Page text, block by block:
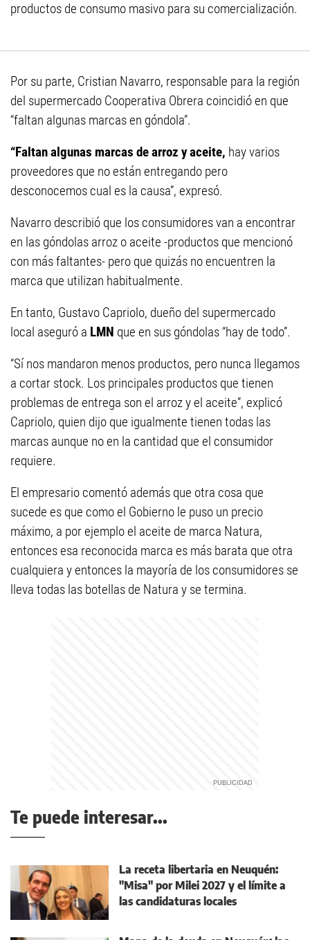
productos de consumo masivo para su comercialización.
Por su parte, Cristian Navarro, responsable para la región
del supermercado Cooperativa Obrera coincidió en que
“faltan algunas marcas en góndola”.
“Faltan algunas marcas de arroz y aceite, hay varios
proveedores que no están entregando pero
desconocemos cual es la causa”, expresó.
Navarro describió que los consumidores van a encontrar
en las góndolas arroz o aceite -productos que mencionó
con más faltantes- pero que quizás no encuentren la
marca que utilizan habitualmente.
En tanto, Gustavo Capriolo, dueño del supermercado
local aseguró a LMN que en sus góndolas “hay de todo”.
“Sí nos mandaron menos productos, pero nunca llegamos
a cortar stock. Los principales productos que tienen
problemas de entrega son el arroz y el aceite”, explicó
Capriolo, quien dijo que igualmente tienen todas las
marcas aunque no en la cantidad que el consumidor
requiere.
El empresario comentó además que otra cosa que
sucede es que como el Gobierno le puso un precio
máximo, a por ejemplo el aceite de marca Natura,
entonces esa reconocida marca es más barata que otra
cualquiera y entonces la mayoría de los consumidores se
lleva todas las botellas de Natura y se termina.
Te puede interesar...
La receta libertaria en Neuquén:
"Misa" por Milei 2027 y el límite a
las candidaturas locales